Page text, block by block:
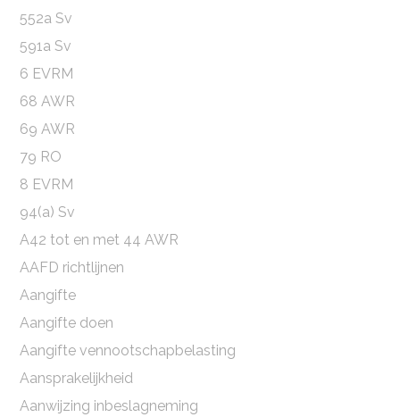
552a Sv
591a Sv
6 EVRM
68 AWR
69 AWR
79 RO
8 EVRM
94(a) Sv
A42 tot en met 44 AWR
AAFD richtlijnen
Aangifte
Aangifte doen
Aangifte vennootschapbelasting
Aansprakelijkheid
Aanwijzing inbeslagneming